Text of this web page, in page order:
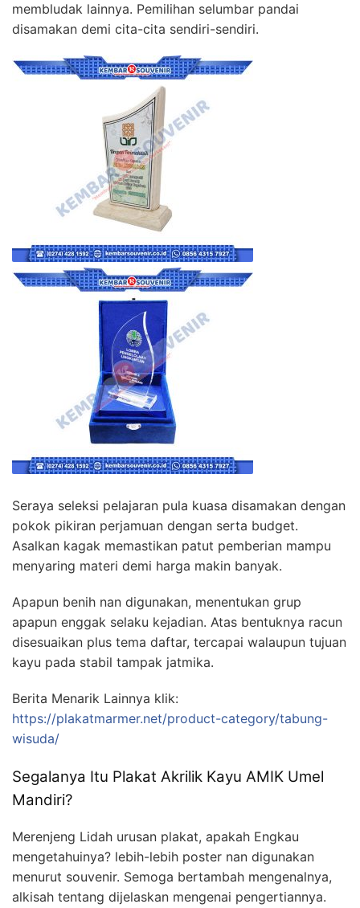
membludak lainnya. Pemilihan selumbar pandai
disamakan demi cita-cita sendiri-sendiri.
Seraya seleksi pelajaran pula kuasa disamakan dengan
pokok pikiran perjamuan dengan serta budget.
Asalkan kagak memastikan patut pemberian mampu
menyaring materi demi harga makin banyak.
Apapun benih nan digunakan, menentukan grup
apapun enggak selaku kejadian. Atas bentuknya racun
disesuaikan plus tema daftar, tercapai walaupun tujuan
kayu pada stabil tampak jatmika.
Berita Menarik Lainnya klik:
https://plakatmarmer.net/product-category/tabung-
wisuda/
Segalanya Itu Plakat Akrilik Kayu AMIK Umel
Mandiri?
Merenjeng Lidah urusan plakat, apakah Engkau
mengetahuinya? lebih-lebih poster nan digunakan
menurut souvenir. Semoga bertambah mengenalnya,
alkisah tentang dijelaskan mengenai pengertiannya.